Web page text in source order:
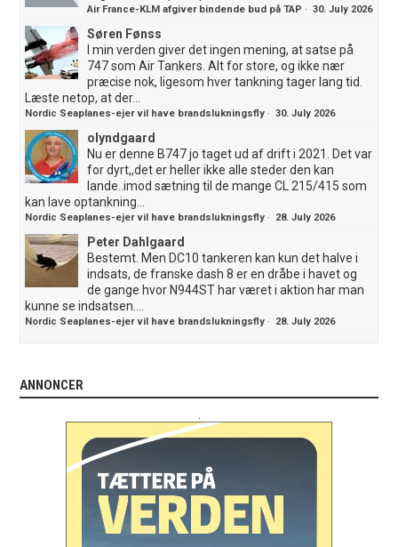
Air France-KLM afgiver bindende bud på TAP ·30. July 2026
Søren Fønss
I min verden giver det ingen mening, at satse på
747 som Air Tankers. Alt for store, og ikke nær
præcise nok, ligesom hver tankning tager lang tid.
Læste netop, at der...
Nordic Seaplanes-ejer vil have brandslukningsfly ·30. July 2026
olyndgaard
Nu er denne B747 jo taget ud af drift i 2021. Det var
for dyrt,,det er heller ikke alle steder den kan
lande..imod sætning til de mange CL 215/415 som
kan lave optankning...
Nordic Seaplanes-ejer vil have brandslukningsfly · 28. July 2026
Peter Dahlgaard
Bestemt. Men DC10 tankeren kan kun det halve i
indsats, de franske dash 8 er en dråbe i havet og
de gange hvor N944ST har været i aktion har man
kunne se indsatsen....
Nordic Seaplanes-ejer vil have brandslukningsfly · 28. July 2026
ANNONCER